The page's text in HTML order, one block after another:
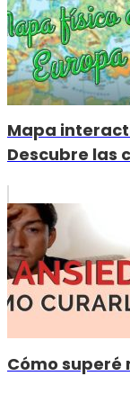
Mapa
Descubre las
Cómo